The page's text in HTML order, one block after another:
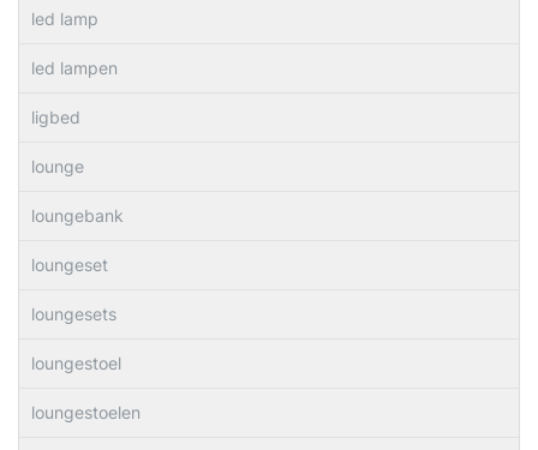
led lamp
led lampen
ligbed
lounge
loungebank
loungeset
loungesets
loungestoel
loungestoelen